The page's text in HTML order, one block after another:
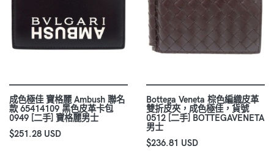
成色極佳 寶格麗 Ambush 聯名
款 65414109 黑色皮革卡包
0949 [二手] 寶格麗男士
$251.28 USD
Bottega Veneta 棕色編織皮革
雙折皮夾，成色極佳，貨號
0512 [二手] BOTTEGAVENETA
男士
$236.81 USD